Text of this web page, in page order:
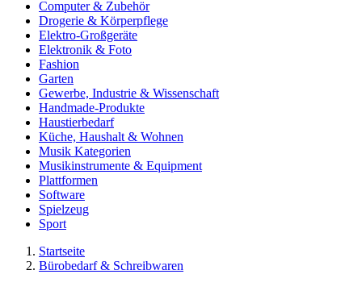
Computer & Zubehör
Drogerie & Körperpflege
Elektro-Großgeräte
Elektronik & Foto
Fashion
Garten
Gewerbe, Industrie & Wissenschaft
Handmade-Produkte
Haustierbedarf
Küche, Haushalt & Wohnen
Musik Kategorien
Musikinstrumente & Equipment
Plattformen
Software
Spielzeug
Sport
Startseite
Bürobedarf & Schreibwaren